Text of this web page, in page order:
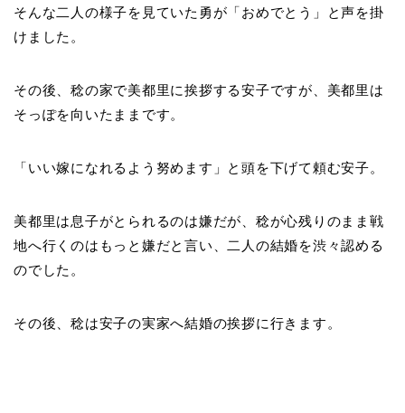
そんな二人の様子を見ていた勇が「おめでとう」と声を掛
けました。
その後、稔の家で美都里に挨拶する安子ですが、美都里は
そっぽを向いたままです。
「いい嫁になれるよう努めます」と頭を下げて頼む安子。
美都里は息子がとられるのは嫌だが、稔が心残りのまま戦
地へ行くのはもっと嫌だと言い、二人の結婚を渋々認める
のでした。
その後、稔は安子の実家へ結婚の挨拶に行きます。